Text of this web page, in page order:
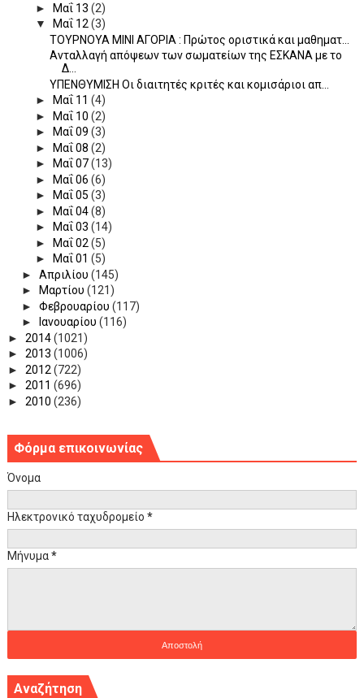
►
Μαΐ 13 (2)
▼
Μαΐ 12(3)
ΤΟΥΡΝΟΥΑ ΜΙΝΙ ΑΓΟΡΙΑ : Πρώτος οριστικά και μαθηματ...
Ανταλλαγή απόψεων των σωματείων της ΕΣΚΑΝΑ με το
Δ...
ΥΠΕΝΘΥΜΙΣΗ Οι διαιτητές κριτές και κομισάριοι απ...
►
Μαΐ 11 (4)
►
Μαΐ 10 (2)
►
Μαΐ 09 (3)
►
Μαΐ 08 (2)
►
Μαΐ 07(13)
►
Μαΐ 06 (6)
►
Μαΐ 05 (3)
►
Μαΐ 04(8)
►
Μαΐ 03 (14)
►
Μαΐ 02 (5)
►
Μαΐ 01 (5)
► Απριλίου (145)
►
Μαρτίου (121)
► Φεβρουαρίου (117)
►
Ιανουαρίου (116)
► 2014(1021)
► 2013 (1006)
► 2012 (722)
► 2011 (696)
► 2010 (236)
Φόρμα επικοινωνίας
Όνομα
Ηλεκτρονικό ταχυδρομείο *
Μήνυμα*
Αναζήτηση